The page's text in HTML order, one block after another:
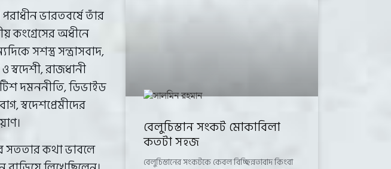
ভারতবর্ষে তাঁর
কংগ্রেসের অধীনে
সশস্ত্র সন্ত্রাসবাদ,
স্বদেশী, রাজধানী
দমননীতি, ডিভাইড
স্বদেশপ্রেমীদের
সততার কথা ভাবলে
বেলুচিস্তান সংকট মোকাবিলা
কতটা সহজ
বেলুচিস্তানের সংকটকে কেবল বিচ্ছিন্নতাবাদ কিংবা